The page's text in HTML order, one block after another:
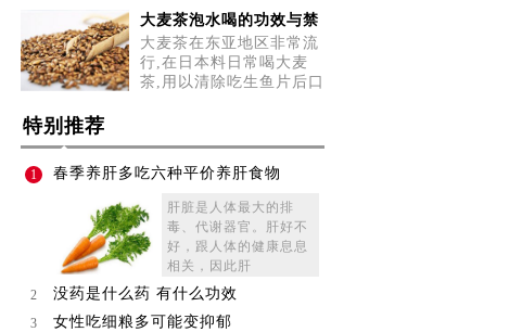
题所
大麦茶泡水喝的功效与禁
大麦茶在东亚地区非常流
行,在日本料日常喝大麦
茶,用以清除吃生鱼片后口
特别推荐
1 春季养肝多吃六种平价养肝食物
肝脏是人体最大的排
毒、代谢器官。肝好不
好，跟人体的健康息息
相关，因此肝
2
没药是什么药 有什么功效
3 女性吃细粮多可能变抑郁